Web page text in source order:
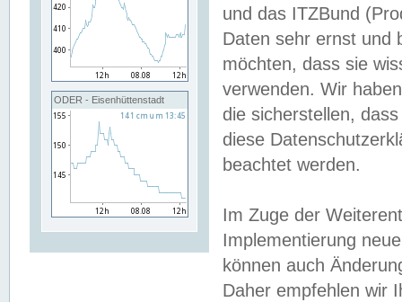
ODER - Eisenhüttenstadt
und das ITZBund
Daten sehr ernst und
möchten, dass sie
verwenden. Wir
die sicherstellen,
diese
beachtet werden.
Im Zuge der
Implementierung
können auch
Daher empfehlen wir